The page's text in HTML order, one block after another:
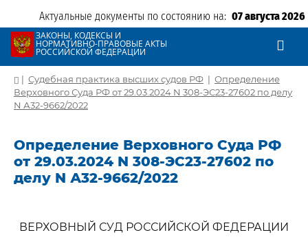
Актуальные документы по состоянию на: 07 августа 2026
ЗАКОНЫ, КОДЕКСЫ И
НОРМАТИВНО-ПРАВОВЫЕ АКТЫ
РОССИЙСКОЙ ФЕДЕРАЦИИ
| Судебная практика высших судов РФ | Определение
Верховного Суда РФ от 29.03.2024 N 308-ЭС23-27602 по делу
N А32-9662/2022
Определение Верховного Суда РФ
от 29.03.2024 N 308-ЭС23-27602 по
делу N А32-9662/2022
ВЕРХОВНЫЙ СУД РОССИЙСКОЙ ФЕДЕРАЦИИ